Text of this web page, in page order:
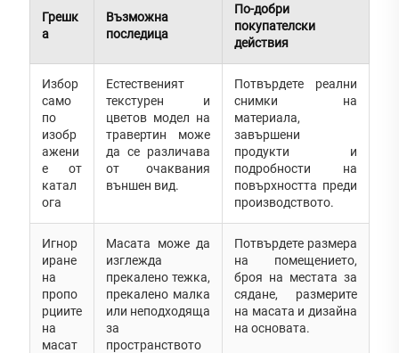
Грешк
а
Възможна
последица
По-добри
покупателски
действия
Избор
само
по
изобр
ажени
е от
катал
ога
Естественият
текстурен и
цветов модел на
травертин може
да се различава
от очаквания
външен вид.
Потвърдете реални
снимки на
материала,
завършени
продукти и
подробности на
повърхността преди
производството.
Игнор
иране
на
пропо
рциите
на
масат
Масата може да
изглежда
прекалено тежка,
прекалено малка
или неподходяща
за
пространството
Потвърдете размера
на помещението,
броя на местата за
сядане, размерите
на масата и дизайна
на основата.